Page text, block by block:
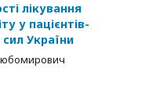
лікування
у пацієнтів-
України